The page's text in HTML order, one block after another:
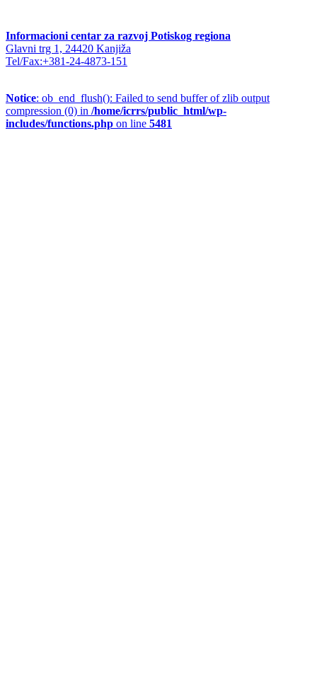
Informacioni centar za razvoj Potiskog regiona
Glavni trg 1, 24420 Kanjiža
Tel/Fax:+381-24-4873-151
Notice: ob_end_flush(): Failed to send buffer of zlib output
compression (0) in /home/icrrs/public_html/wp-
includes/functions.php on line 5481